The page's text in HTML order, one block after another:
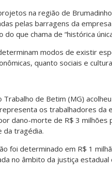
na região de
pelas barragens da
que chama de “histórica
modos de existir
quanto sociais e
Trabalho de Betim (MG)
os trabalhadores da
dano-morte de R$ 3 milhões
da tragédia.
foi determinado em R$ 1
no âmbito da justiça estadual